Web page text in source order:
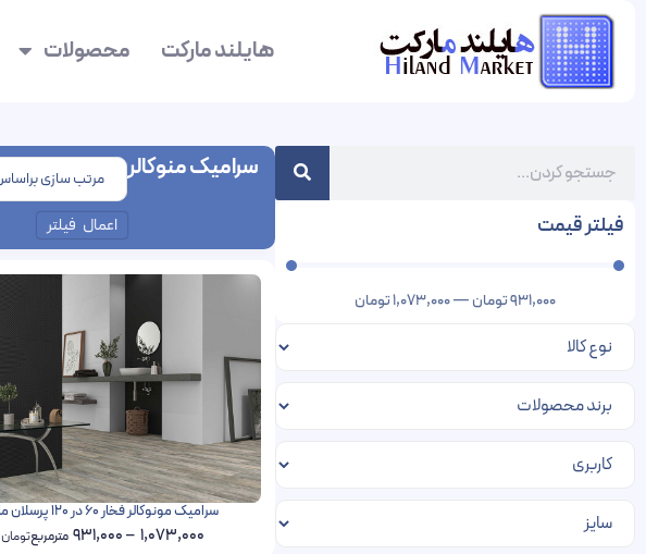
هایلند مارکت محصولات
فیلتر قیمت
931,000تومان—
1,073,000تومان
سرامیک منوکالر
اعمال فیلتر
سرامیک مونوکالر فخار 60 در 120 پرسلان مات
1,073,000
–
931,000 مترمربعتومان